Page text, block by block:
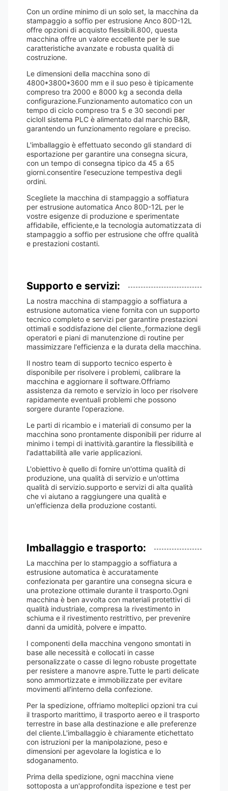
Con un ordine minimo di un solo set, la macchina da
stampaggio a soffio per estrusione Anco 80D-12L
offre opzioni di acquisto flessibili.800, questa
macchina offre un valore eccellente per le sue
caratteristiche avanzate e robusta qualità di
costruzione.
Le dimensioni della macchina sono di
4800*3800*3600 mm e il suo peso è tipicamente
compreso tra 2000 e 8000 kg a seconda della
configurazione.Funzionamento automatico con un
tempo di ciclo compreso tra 5 e 30 secondi per
cicloIl sistema PLC è alimentato dal marchio B&R,
garantendo un funzionamento regolare e preciso.
L'imballaggio è effettuato secondo gli standard di
esportazione per garantire una consegna sicura,
con un tempo di consegna tipico da 45 a 65
giorni.consentire l'esecuzione tempestiva degli
ordini.
Scegliete la macchina di stampaggio a soffiatura
per estrusione automatica Anco 80D-12L per le
vostre esigenze di produzione e sperimentate
affidabile, efficiente,e la tecnologia automatizzata di
stampaggio a soffio per estrusione che offre qualità
e prestazioni costanti.
Supporto e servizi:
La nostra macchina di stampaggio a soffiatura a
estrusione automatica viene fornita con un supporto
tecnico completo e servizi per garantire prestazioni
ottimali e soddisfazione del cliente.,formazione degli
operatori e piani di manutenzione di routine per
massimizzare l'efficienza e la durata della macchina.
Il nostro team di supporto tecnico esperto è
disponibile per risolvere i problemi, calibrare la
macchina e aggiornare il software.Offriamo
assistenza da remoto e servizio in loco per risolvere
rapidamente eventuali problemi che possono
sorgere durante l'operazione.
Le parti di ricambio e i materiali di consumo per la
macchina sono prontamente disponibili per ridurre al
minimo i tempi di inattività.garantire la flessibilità e
l'adattabilità alle varie applicazioni.
L'obiettivo è quello di fornire un'ottima qualità di
produzione, una qualità di servizio e un'ottima
qualità di servizio.supporto e servizi di alta qualità
che vi aiutano a raggiungere una qualità e
un'efficienza della produzione costanti.
Imballaggio e trasporto:
La macchina per lo stampaggio a soffiatura a
estrusione automatica è accuratamente
confezionata per garantire una consegna sicura e
una protezione ottimale durante il trasporto.Ogni
macchina è ben avvolta con materiali protettivi di
qualità industriale, compresa la rivestimento in
schiuma e il rivestimento restrittivo, per prevenire
danni da umidità, polvere e impatto.
I componenti della macchina vengono smontati in
base alle necessità e collocati in casse
personalizzate o casse di legno robuste progettate
per resistere a manovre aspre.Tutte le parti delicate
sono ammortizzate e immobilizzate per evitare
movimenti all'interno della confezione.
Per la spedizione, offriamo molteplici opzioni tra cui
il trasporto marittimo, il trasporto aereo e il trasporto
terrestre in base alla destinazione e alle preferenze
del cliente.L'imballaggio è chiaramente etichettato
con istruzioni per la manipolazione, peso e
dimensioni per agevolare la logistica e lo
sdoganamento.
Prima della spedizione, ogni macchina viene
sottoposta a un'approfondita ispezione e test per